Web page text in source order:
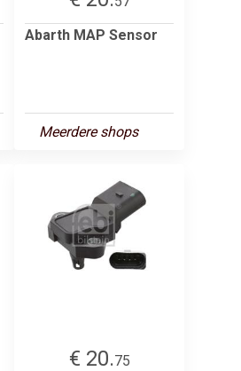
Abarth MAP Sensor
Meerdere shops
€ 20.75